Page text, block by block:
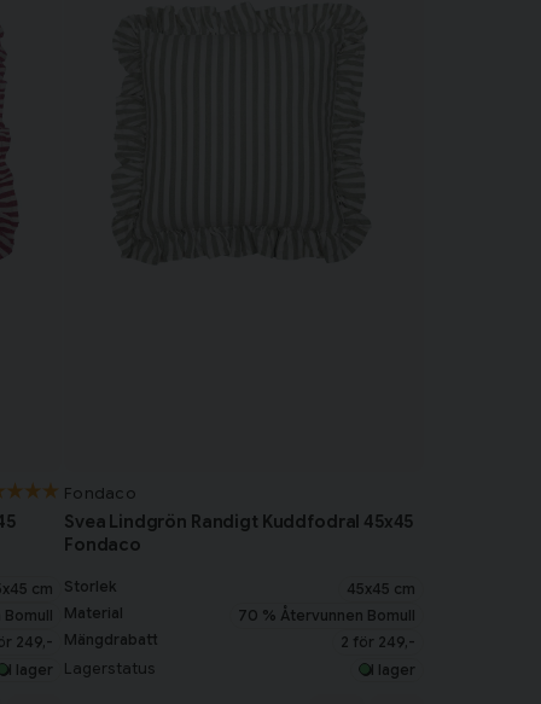
cm
249,-
I lager
Fondaco
Svea Lindgrön Randigt Kuddfodral 45x45
Fondaco
Storlek
45x45 cm
Material
70 % Återvunnen Bomull
Mängdrabatt
2 för 249,-
Lagerstatus I lager